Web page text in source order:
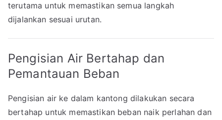
terutama untuk memastikan semua langkah
dijalankan sesuai urutan.
Pengisian Air Bertahap dan
Pemantauan Beban
Pengisian air ke dalam kantong dilakukan secara
bertahap untuk memastikan beban naik perlahan dan